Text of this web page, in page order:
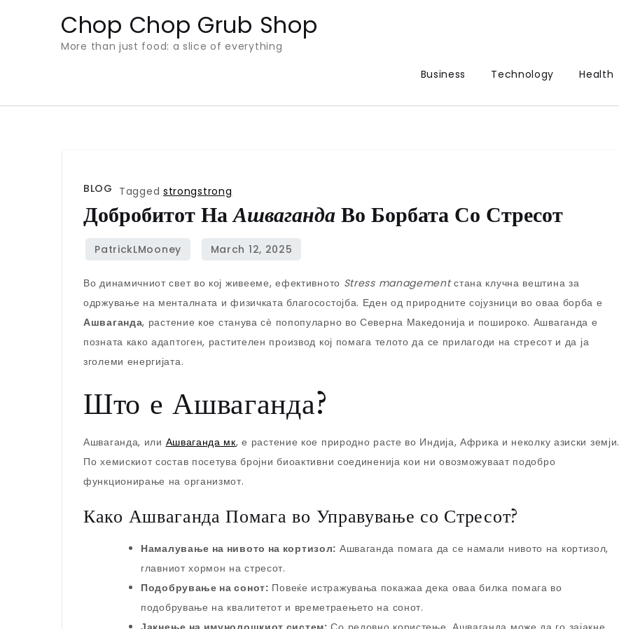
Chop Chop Grub Shop
More than just food: a slice of everything
Business
Technology Health
BLOG Tagged strongstrong
Добробитот НаАшваганда Во Борбата Со СтресОт
Во динамичниот свет во кој живееме, ефективното Stress managementстана клучна вештина за
одржување на менталната и физичката благосостојба. Еден од природните сојузници во оваа борба е
Ашваганда, растение кое станува сѐ попопуларно во Северна Македонија и пошироко. Ашваганда е
позната како адаптоген, растителен производ кој помага телото да се прилагоди на стресот и да ја
зголеми енергијата.
Што е Ашваганда?
Ашваганда, или Ашваганда мк, е растение кое природно расте во Индија, Африка и неколку азиски земји.
По хемискиот состав посетува бројни биоактивни соединенија кои ни овозможуваат подобро
функционирање на организмот.
Како Ашваганда Помага во Управување со Стресот?
Намалување на нивото на кортизол: Ашваганда помага да се намали нивото на кортизол,
главниот хормон на стресот.
Подобрување на сонот: Повеќе истражувања покажаа дека оваа билка помага во
подобрување на квалитетот и времетраењето на сонот.